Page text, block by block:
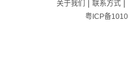
关于我们 | 联系方式|
粤ICP备